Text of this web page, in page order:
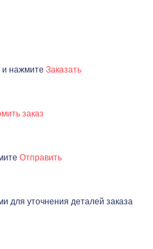
и нажмите Заказать
заказ
Отправить
для уточнения деталей заказа